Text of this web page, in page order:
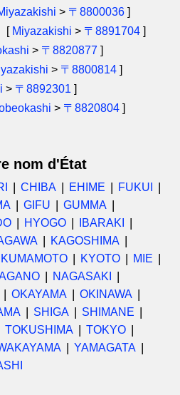
> 〒8800036 ]
[ Miyazakishi > 〒8891704 ]
> 〒8820877 ]
> 〒8800814 ]
> 〒8892301 ]
> 〒8820804 ]
nom d'État
CHIBA EHIME
FUKUI
GIFU
GUMMA
HYOGO
IBARAKI
KAGOSHIMA
KUMAMOTO KYOTO
MIE
NAGASAKI
OKAYAMA
OKINAWA
SHIGA
SHIMANE
TOKUSHIMA
TOKYO
YAMAGATA